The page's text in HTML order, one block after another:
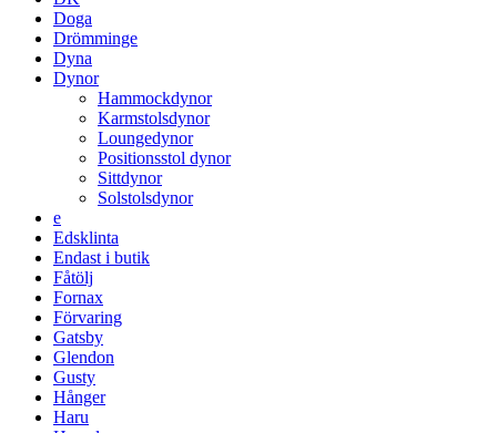
Doga
Drömminge
Dyna
Dynor
Hammockdynor
Karmstolsdynor
Loungedynor
Positionsstol dynor
Sittdynor
Solstolsdynor
e
Edsklinta
Endast i butik
Fåtölj
Fornax
Förvaring
Gatsby
Glendon
Gusty
Hånger
Haru